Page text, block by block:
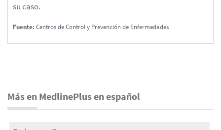
su caso.
Fuente: Centros de Control y Prevención de Enfermedades
Más en MedlinePlus en español